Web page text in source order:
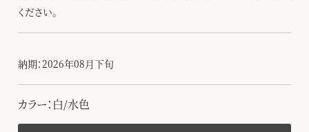
ください。
納期：2026年08月下旬
カラー：白/水色